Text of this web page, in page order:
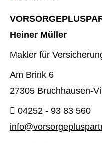
Heiner Müller
Makler für
Am Brink 6
27305 Bruchhausen-
04252 - 93 83 560